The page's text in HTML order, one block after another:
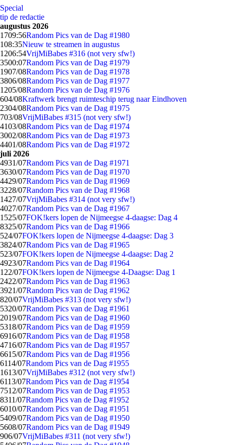
Special
tip de redactie
augustus 2026
1709:56Random Pics van de Dag #1980
108:35Nieuw te streamen in augustus
1206:54VrijMiBabes #316 (not very sfw!)
3500:07Random Pics van de Dag #1979
1907/08Random Pics van de Dag #1978
3806/08Random Pics van de Dag #1977
1205/08Random Pics van de Dag #1976
604/08Kraftwerk brengt ruimteschip terug naar Eindhoven
2304/08Random Pics van de Dag #1975
703/08VrijMiBabes #315 (not very sfw!)
4103/08Random Pics van de Dag #1974
3002/08Random Pics van de Dag #1973
4401/08Random Pics van de Dag #1972
juli 2026
4931/07Random Pics van de Dag #1971
3630/07Random Pics van de Dag #1970
4429/07Random Pics van de Dag #1969
3228/07Random Pics van de Dag #1968
1427/07VrijMiBabes #314 (not very sfw!)
4027/07Random Pics van de Dag #1967
1525/07FOK!kers lopen de Nijmeegse 4-daagse: Dag 4
8325/07Random Pics van de Dag #1966
524/07FOK!kers lopen de Nijmeegse 4-daagse: Dag 3
3824/07Random Pics van de Dag #1965
523/07FOK!kers lopen de Nijmeegse 4-daagse: Dag 2
4923/07Random Pics van de Dag #1964
1 22/07FOK!kers lopen de Nijmeegse 4-Daagse: Dag 1
2422/07Random Pics van de Dag #1963
3921/07Random Pics van de Dag #1962
820/07VrijMiBabes #313 (not very sfw!)
5320/07Random Pics van de Dag #1961
2019/07Random Pics van de Dag #1960
5318/07Random Pics van de Dag #1959
6916/07Random Pics van de Dag #1958
4716/07Random Pics van de Dag #1957
6615/07Random Pics van de Dag #1956
6114/07Random Pics van de Dag #1955
1613/07VrijMiBabes #312 (not very sfw!)
6113/07Random Pics van de Dag #1954
7512/07Random Pics van de Dag #1953
8311/07Random Pics van de Dag #1952
6010/07Random Pics van de Dag #1951
5409/07Random Pics van de Dag #1950
5608/07Random Pics van de Dag #1949
906/07VrijMiBabes #311 (not very sfw!)